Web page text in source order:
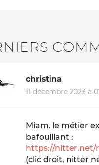
christina
11 décembre 2023 à
Miam. le métier
bafouillant :
https://nitter.net/
(clic droit, nitter